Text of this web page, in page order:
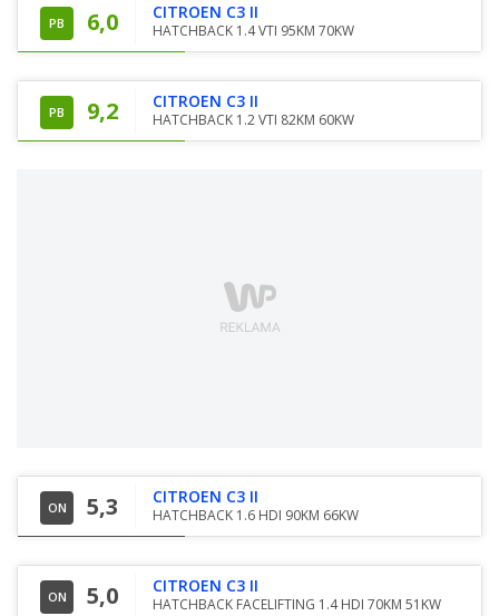
PB 6,0 CITROEN C3 II
HATCHBACK 1.4 VTI 95KM 70KW
PB 9,2 CITROEN C3 II
HATCHBACK 1.2 VTI 82KM 60KW
ON 5,3 CITROEN C3 II
HATCHBACK 1.6 HDI 90KM 66KW
ON 5,0 CITROEN C3 II
HATCHBACK FACELIFTING 1.4 HDI 70KM 51KW